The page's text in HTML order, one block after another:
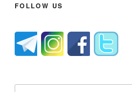
FOLLOW US